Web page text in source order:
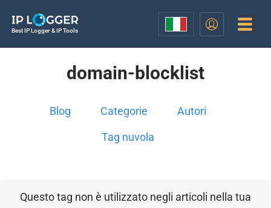
Best IP Logger & IP Tools
domain-blocklist
Blog Categorie Autori
Tag nuvola